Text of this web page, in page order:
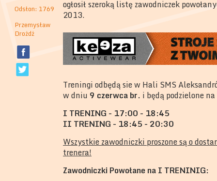
Odsłon: 1769
Przemysław
Drożdż
ogłosił szeroką listę zawodniczek
2013.
Treningi odbędą sie w Hali SMS
w dniu 9 czerwca br. i będą podzielone
I TRENING - 17:00 - 18:45
II TRENING - 18:45 - 20:30
Wszystkie zawodniczki proszone są o
trenera!
Zawodniczki Powołane na I TRENINIG: